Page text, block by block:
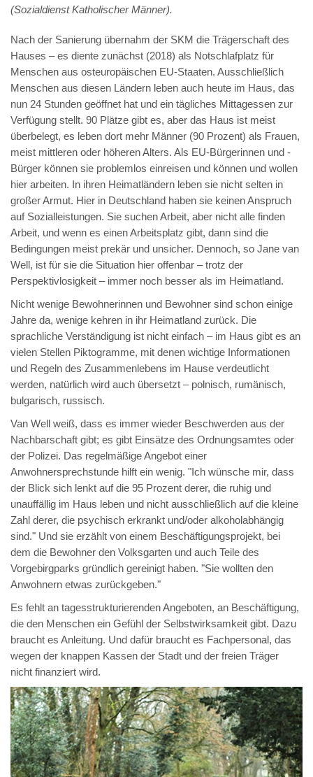
(Sozialdienst Katholischer Männer).
Nach der Sanierung übernahm der SKM die Trägerschaft des
Hauses – es diente zunächst (2018) als Notschlafplatz für
Menschen aus osteuropäischen EU-Staaten. Ausschließlich
Menschen aus diesen Ländern leben auch heute im Haus, das
nun 24 Stunden geöffnet hat und ein tägliches Mittagessen zur
Verfügung stellt. 90 Plätze gibt es, aber das Haus ist meist
überbelegt, es leben dort mehr Männer (90 Prozent) als Frauen,
meist mittleren oder höheren Alters. Als EU-Bürgerinnen und -
Bürger können sie problemlos einreisen und können und wollen
hier arbeiten. In ihren Heimatländern leben sie nicht selten in
großer Armut. Hier in Deutschland haben sie keinen Anspruch
auf Sozialleistungen. Sie suchen Arbeit, aber nicht alle finden
Arbeit, und wenn es einen Arbeitsplatz gibt, dann sind die
Bedingungen meist prekär und unsicher. Dennoch, so Jane van
Well, ist für sie die Situation hier offenbar – trotz der
Perspektivlosigkeit – immer noch besser als im Heimatland.
Nicht wenige Bewohnerinnen und Bewohner sind schon einige
Jahre da, wenige kehren in ihr Heimatland zurück. Die
sprachliche Verständigung ist nicht einfach – im Haus gibt es an
vielen Stellen Piktogramme, mit denen wichtige Informationen
und Regeln des Zusammenlebens im Hause verdeutlicht
werden, natürlich wird auch übersetzt – polnisch, rumänisch,
bulgarisch, russisch.
Van Well weiß, dass es immer wieder Beschwerden aus der
Nachbarschaft gibt; es gibt Einsätze des Ordnungsamtes oder
der Polizei. Das regelmäßige Angebot einer
Anwohnersprechstunde hilft ein wenig. "Ich wünsche mir, dass
der Blick sich lenkt auf die 95 Prozent derer, die ruhig und
unauffällig im Haus leben und nicht ausschließlich auf die kleine
Zahl derer, die psychisch erkrankt und/oder alkoholabhängig
sind." Und sie erzählt von einem Beschäftigungsprojekt, bei
dem die Bewohner den Volksgarten und auch Teile des
Vorgebirgparks gründlich gereinigt haben. "Sie wollten den
Anwohnern etwas zurückgeben."
Es fehlt an tagesstrukturierenden Angeboten, an Beschäftigung,
die den Menschen ein Gefühl der Selbstwirksamkeit gibt. Dazu
braucht es Anleitung. Und dafür braucht es Fachpersonal, das
wegen der knappen Kassen der Stadt und der freien Träger
nicht finanziert wird.